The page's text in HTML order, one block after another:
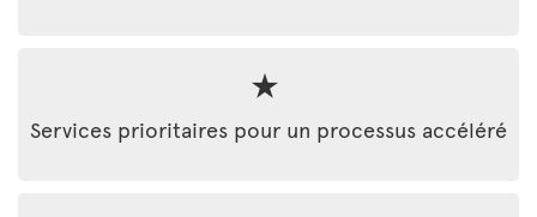
Services prioritaires pour un processus accéléré